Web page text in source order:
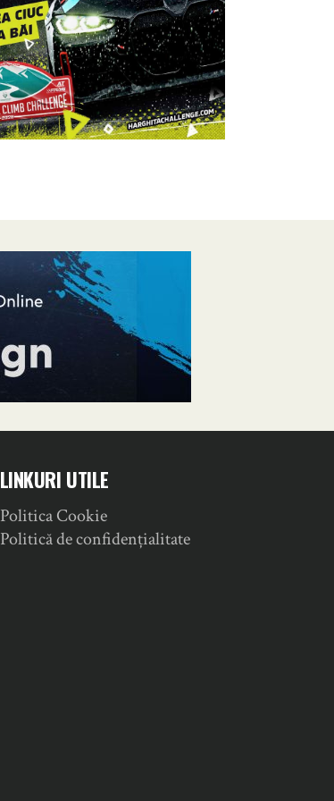
LINKURI UTILE
Politica Cookie
Politică de confidențialitate